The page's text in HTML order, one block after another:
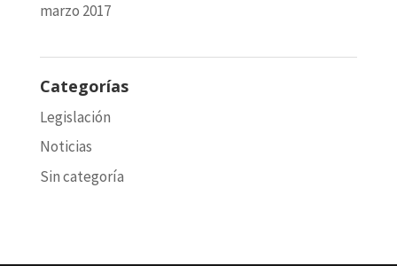
marzo 2017
Categorías
Legislación
Noticias
Sin categoría